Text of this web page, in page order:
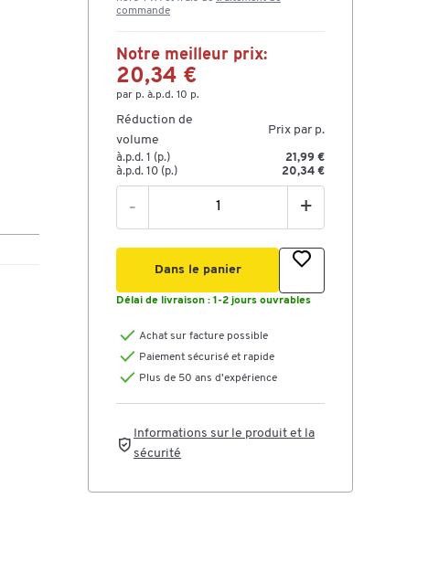
commande
Notre meilleur prix:
20,34 €
par p. à.p.d. 10 p.
Réduction de
volume
Prix par p.
à.p.d. 1 (p.)
21,99 €
à.p.d. 10 (p.)
20,34 €
- +
Dans le panier
Délai de livraison : 1-2 jours ouvrables
Achat sur facture possible
Paiement sécurisé et rapide
Plus de 50 ans d'expérience
Informations sur le produit et la
sécurité